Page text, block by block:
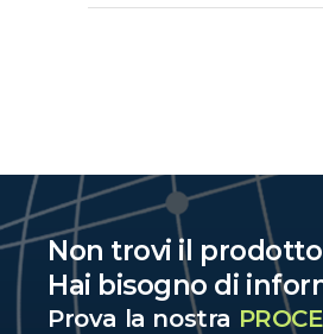
Non trovi il
Hai bisogno di
Prova la nostra